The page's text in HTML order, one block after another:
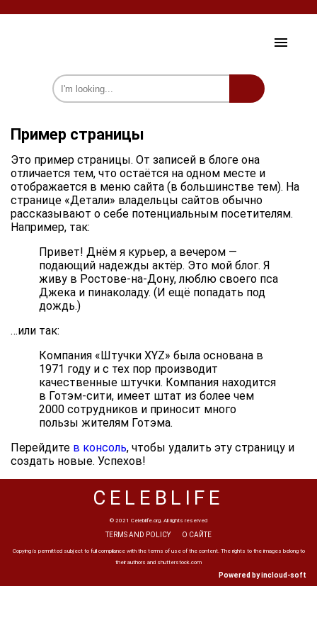
HEALTH AND BEAUTY
CELEBRITY
SOCIETY
INTERESTING
we on Fb
Пример страницы
Это пример страницы. От записей в блоге она
отличается тем, что остаётся на одном месте и
отображается в меню сайта (в большинстве тем). На
странице «Детали» владельцы сайтов обычно
рассказывают о себе потенциальным посетителям.
Например, так:
Привет! Днём я курьер, а вечером —
подающий надежды актёр. Это мой блог. Я
живу в Ростове-на-Дону, люблю своего пса
Джека и пинаколаду. (И ещё попадать под
дождь.)
…или так:
Компания «Штучки XYZ» была основана в
1971 году и с тех пор производит
качественные штучки. Компания находится
в Готэм-сити, имеет штат из более чем
2000 сотрудников и приносит много
пользы жителям Готэма.
Перейдите в консоль, чтобы удалить эту страницу и
создать новые. Успехов!
CELEBLIFE
© 2021 Celeblife.org. All rights reserved
TERMS AND POLICY О САЙТЕ
Copying is permitted subject to full compliance with the terms of use of the content. The rights to the images belong to
their authors and shutterstock.com
Powered by incloud-soft